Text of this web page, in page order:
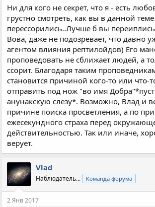
Ни для кого не секрет, что я - есть
грустно смотреть, как вы в данной теме
перессорились..Лучше б вы
Вова, даже не подозревает, что давно
агентом влияния рептилойдов) Его
проповедовать не сближает людей, а
ссорит. Благодаря таким
становится причиной кого-то или что-
отправить под нож "во имя
анунакскую слезу*. Возможно, Влад и
причине поиска просветления, а по
ежесекундного страха перед
действительностью. Так или иначе,
верует.
Vlad
Наблюдатель... Команда форума
2 Янв 2017